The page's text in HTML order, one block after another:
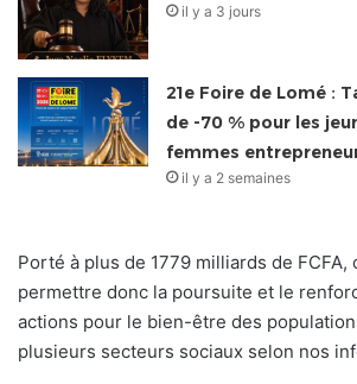
il y a 3 jours
21e Foire de Lomé :
de -70 % pour les
femmes
il y a 2 semaines
Porté à plus de 1779 milliards de FCFA,
permettre donc la poursuite et le
actions pour le bien-être des
plusieurs secteurs sociaux selon nos